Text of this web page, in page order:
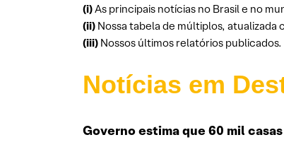
(i)As principais notícias no Brasil e no
(ii) Nossa tabela de múltiplos, atualizada
(iii) Nossos últimos relatórios publicados.
Notícias em
Governo estima que 60 mil